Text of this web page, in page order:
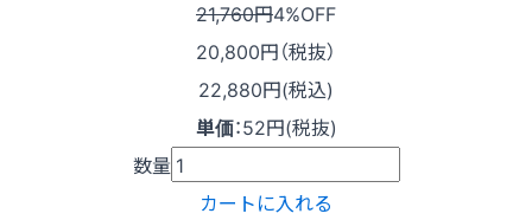
21,760円4%OFF
20,800円（税抜）
22,880円(税込)
単価：52円(税抜)
数量
カートに入れる